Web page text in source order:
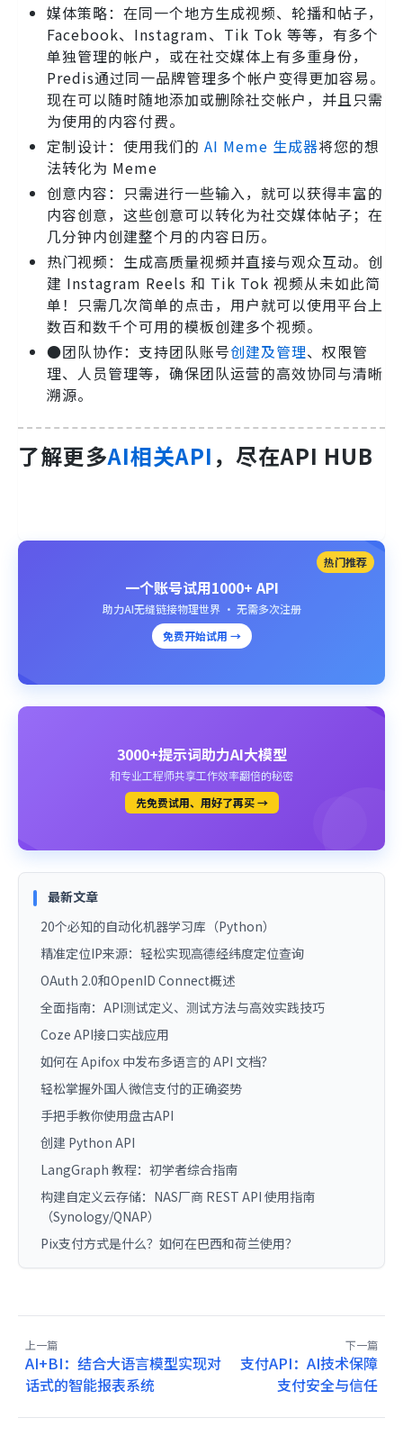
媒体策略：在同一个地方生成视频、轮播和帖子，
Facebook、Instagram、Tik Tok 等等，有多个
单独管理的帐户，或在社交媒体上有多重身份，
Predis通过同一品牌管理多个帐户变得更加容易。
现在可以随时随地添加或删除社交帐户，并且只需
为使用的内容付费。
定制设计：使用我们的 AI Meme 生成器将您的想
法转化为 Meme
创意内容：只需进行一些输入，就可以获得丰富的
内容创意，这些创意可以转化为社交媒体帖子；在
几分钟内创建整个月的内容日历。
热门视频：生成高质量视频并直接与观众互动。创
建 Instagram Reels 和 Tik Tok 视频从未如此简
单！只需几次简单的点击，用户就可以使用平台上
数百和数千个可用的模板创建多个视频。
●团队协作：支持团队账号创建及管理、权限管
理、人员管理等，确保团队运营的高效协同与清晰
溯源。
了解更多AI相关API ，尽在API HUB
热门推荐
一个账号试用1000+ API
助力AI无缝链接物理世界 · 无需多次注册
免费开始试用 →
3000+提示词助力AI大模型
和专业工程师共享工作效率翻倍的秘密
先免费试用、用好了再买 →
最新文章
20个必知的自动化机器学习库（Python）
精准定位IP来源：轻松实现高德经纬度定位查询
OAuth 2.0和OpenID Connect概述
全面指南：API测试定义、测试方法与高效实践技巧
Coze API接口实战应用
如何在 Apifox 中发布多语言的 API 文档？
轻松掌握外国人微信支付的正确姿势
手把手教你使用盘古API
创建 Python API
LangGraph 教程：初学者综合指南
构建自定义云存储：NAS厂商 REST API 使用指南
（Synology/QNAP）
Pix支付方式是什么？如何在巴西和荷兰使用？
上一篇
AI+BI：结合大语言模型实现对
话式的智能报表系统
下一篇
支付API：AI技术保障
支付安全与信任